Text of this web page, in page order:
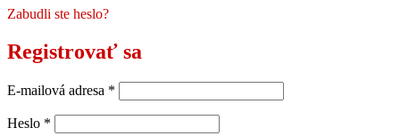
Zabudli ste heslo?
Registrovať sa
E-mailová adresa *
Heslo *